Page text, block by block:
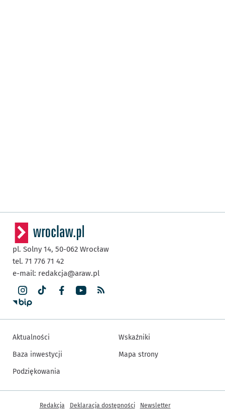
pl. Solny 14, 50-062 Wrocław
tel. 71 776 71 42
e-mail: redakcja@araw.pl
Aktualności
Baza inwestycji
Podziękowania
Wskaźniki
Mapa strony
Inne informacje
Redakcja Deklaracja dostępności Newsletter